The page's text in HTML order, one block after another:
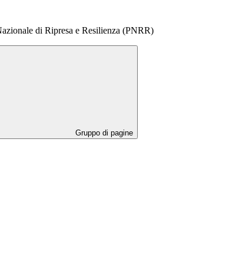
di Ripresa e Resilienza (PNRR)
Gruppo di pagine